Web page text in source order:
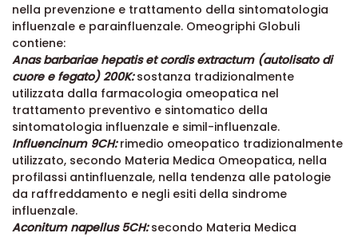
nella prevenzione e trattamento della sintomatologia
influenzale e parainfluenzale. Omeogriphi Globuli
contiene:
Anas barbariae hepatis et cordis extractum (autolisato di
cuore e fegato) 200K:sostanza tradizionalmente
utilizzata dalla farmacologia omeopatica nel
trattamento preventivo e sintomatico della
sintomatologia influenzale e simil-influenzale.
Influencinum 9CH:rimedio omeopatico tradizionalmente
utilizzato, secondo Materia Medica Omeopatica, nella
profilassi antinfluenzale, nella tendenza alle patologie
da raffreddamento e negli esiti della sindrome
influenzale.
Aconitum napellus 5CH:secondo Materia Medica